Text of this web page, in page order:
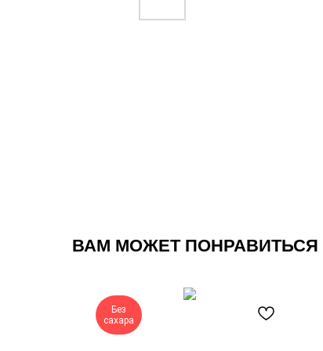
ВАМ МОЖЕТ ПОНРАВИТЬСЯ
Без
сахара